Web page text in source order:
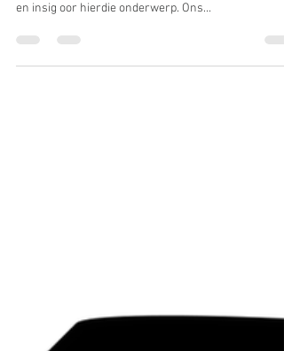
Ons kry dikwels navrae vir immergroen, inheemse
bome wat vining groei. Die artikel bespreek ons